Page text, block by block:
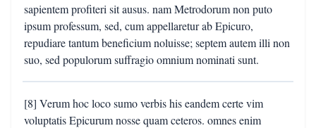
sapientem profiteri sit ausus. nam Metrodorum non puto
ipsum professum, sed, cum appellaretur ab Epicuro,
repudiare tantum beneficium noluisse; septem autem illi non
suo, sed populorum suffragio omnium nominati sunt.
[8] Verum hoc loco sumo verbis his eandem certe vim
voluptatis Epicurum nosse quam ceteros. omnes enim